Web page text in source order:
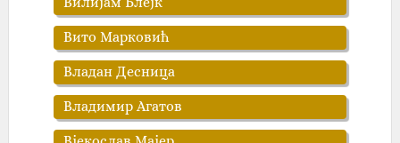
Вито Марковић
Владан Десница
Владимир Агатов